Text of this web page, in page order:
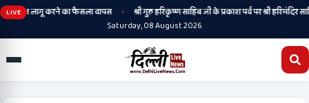
LIVE
संस्कृत लागू करने का फैसला वापस •
श्री गुरु हरिकृष्ण साहिब जी के प्रकाश पर्व पर श्री हरिमंदिर
Saturday, 08 August 2026